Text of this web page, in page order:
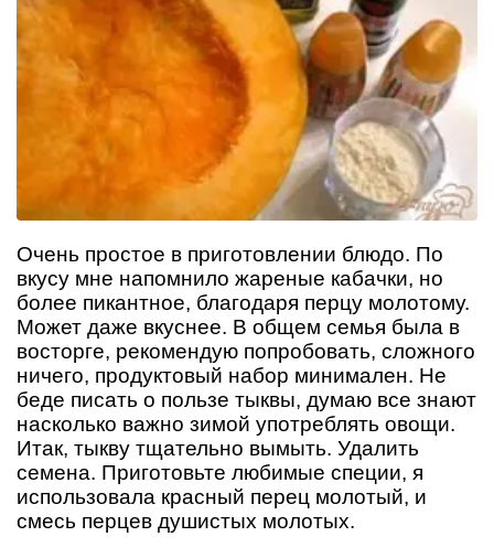
Очень простое в приготовлении блюдо. По
вкусу мне напомнило жареные кабачки, но
более пикантное, благодаря перцу молотому.
Может даже вкуснее. В общем семья была в
восторге, рекомендую попробовать, сложного
ничего, продуктовый набор минимален. Не
беде писать о пользе тыквы, думаю все знают
насколько важно зимой употреблять овощи.
Итак, тыкву тщательно вымыть. Удалить
семена. Приготовьте любимые специи, я
использовала красный перец молотый, и
смесь перцев душистых молотых.